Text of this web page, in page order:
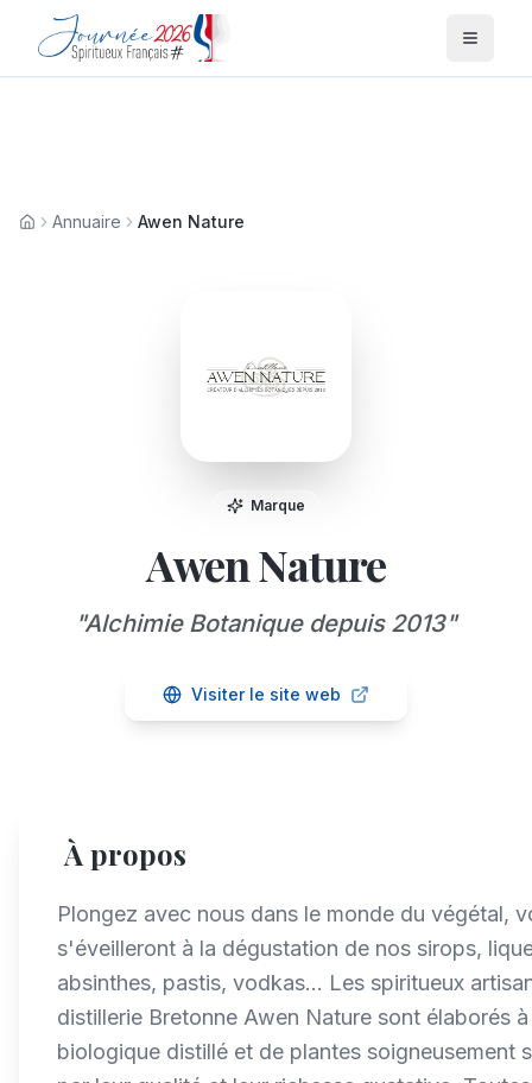
Menu
AccueilAnnuaire Awen Nature
Marque
Awen Nature
"Alchimie Botanique depuis 2013"
Visiter le site web
À propos
Plongez avec nous dans le monde du végétal,
s'éveilleront à la dégustation de nos sirops,
absinthes, pastis, vodkas... Les spiritueux
distillerie Bretonne Awen Nature sont élaborés
biologique distillé et de plantes soigneusement